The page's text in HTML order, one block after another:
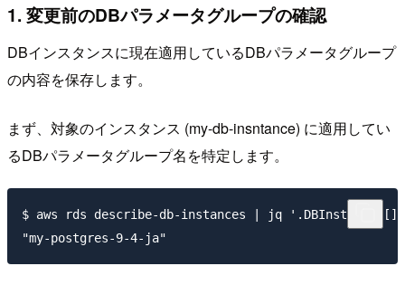
1. 変更前のDBパラメータグループの確認
DBインスタンスに現在適用しているDBパラメータグループ
の内容を保存します。
まず、対象のインスタンス (my-db-insntance) に適用してい
るDBパラメータグループ名を特定します。
$ aws rds describe-db-instances | jq '.DBInstances[] |